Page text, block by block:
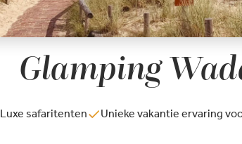
Glamping
Luxe safaritenten Unieke vakantie ervaring